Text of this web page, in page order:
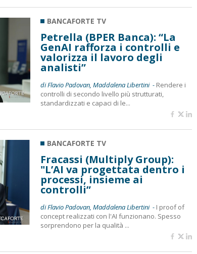
BANCAFORTE TV
Petrella (BPER Banca): “La
GenAI rafforza i controlli e
valorizza il lavoro degli
analisti”
di Flavio Padovan, Maddalena Libertini - Rendere i
controlli di secondo livello più strutturati,
standardizzati e capaci di le...
BANCAFORTE TV
Fracassi (Multiply Group):
"L’AI va progettata dentro i
processi, insieme ai
controlli”
di Flavio Padovan, Maddalena Libertini - I proof of
concept realizzati con l'AI funzionano. Spesso
sorprendono per la qualità ...